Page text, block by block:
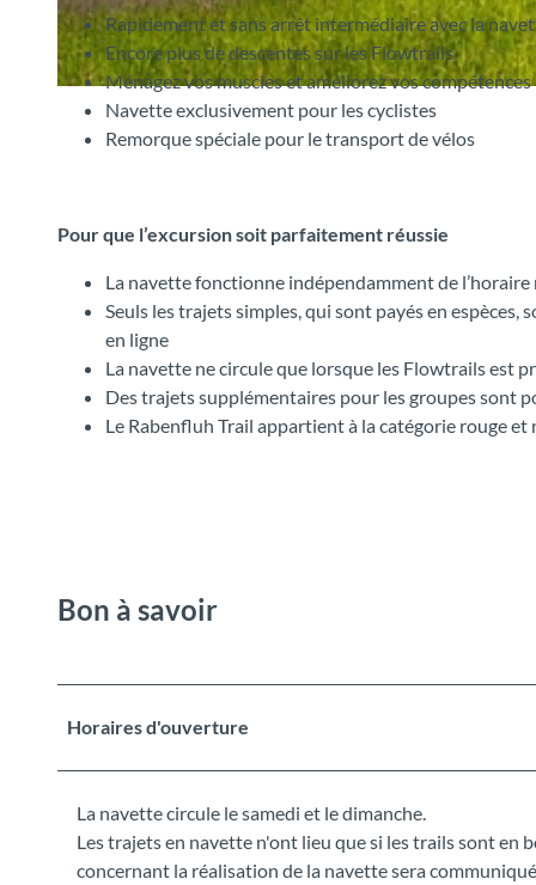
Rapidement et sans arrêt intermédiaire avec la
Encore plus de descentes sur les Flowtrails
Ménagez vos muscles et améliorez vos compétences
Navette exclusivement pour les cyclistes
Remorque spéciale pour le transport de vélos
Pour que l’excursion soit parfaitement réussie
La navette fonctionne indépendamment de
Seuls les trajets simples, qui sont payés en
en ligne
La navette ne circule que lorsque les Flowtrails est
Des trajets supplémentaires pour les groupes sont
Le Rabenfluh Trail appartient à la catégorie rouge et
Bon à savoir
Horaires d'ouverture
La navette circule le samedi et le dimanche.
Les trajets en navette n'ont lieu que si les trails sont en
concernant la réalisation de la navette sera